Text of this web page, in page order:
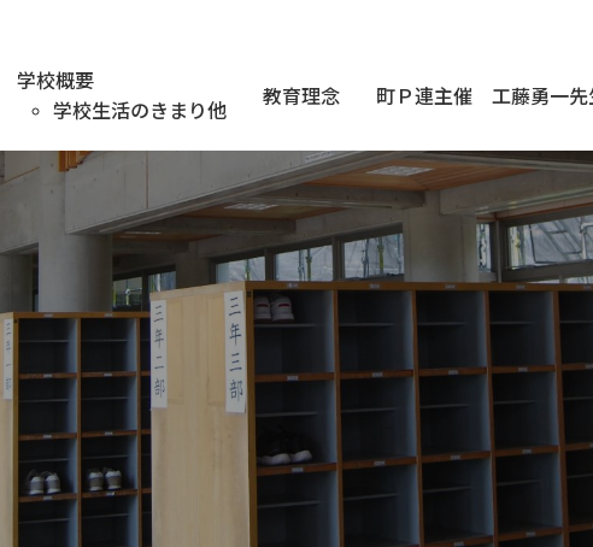
学校概要
学校生活のきまり他
教育理念 町Ｐ連主催 工藤勇一